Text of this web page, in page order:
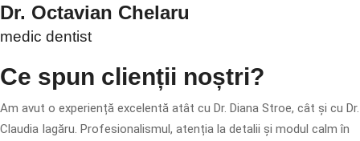
Dr. Octavian Chelaru
medic dentist
Ce spun clienții noștri?
Am avut o experiență excelentă atât cu Dr. Diana Stroe, cât și cu Dr.
Claudia Iagăru. Profesionalismul, atenția la detalii și modul calm în